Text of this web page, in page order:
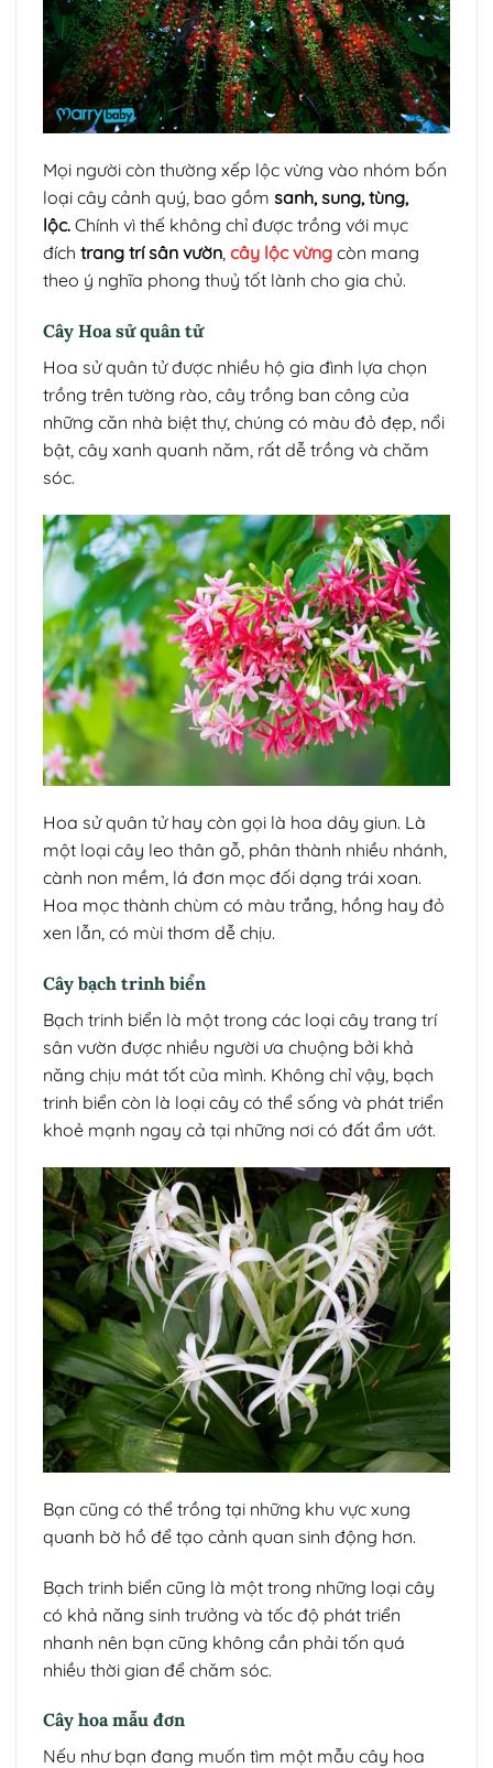
Mọi người còn thường xếp lộc vừng vào nhóm bốn
loại cây cảnh quý, bao gồm sanh, sung, tùng,
lộc. Chính vì thế không chỉ được trồng với mục
đích trang trí sân vườn cây lộc vừng còn mang
theo ý nghĩa phong thuỷ tốt lành cho gia chủ.
Cây Hoa sử quân tử
Hoa sử quân tử được nhiều hộ gia đình lựa chọn
trồng trên tường rào, cây trồng ban công của
những căn nhà biệt thự, chúng có màu đỏ đẹp, nổi
bật, cây xanh quanh năm, rất dễ trồng và chăm
sóc.
Hoa sử quân tử hay còn gọi là hoa dây giun. Là
một loại cây leo thân gỗ, phân thành nhiều nhánh,
cành non mềm, lá đơn mọc đối dạng trái xoan.
Hoa mọc thành chùm có màu trắng, hồng hay đỏ
xen lẫn, có mùi thơm dễ chịu.
Cây bạch trinh biển
Bạch trinh biển là một trong các loại cây trang trí
sân vườn được nhiều người ưa chuộng bởi khả
năng chịu mát tốt của mình. Không chỉ vậy, bạch
trinh biển còn là loại cây có thể sống và phát triển
khoẻ mạnh ngay cả tại những nơi có đất ẩm ướt.
Bạn cũng có thể trồng tại những khu vực xung
quanh bờ hồ để tạo cảnh quan sinh động hơn.
Bạch trinh biển cũng là một trong những loại cây
có khả năng sinh trưởng và tốc độ phát triển
nhanh nên bạn cũng không cần phải tốn quá
nhiều thời gian để chăm sóc.
Cây hoa mẫu đơn
Nếu như bạn đang muốn tìm một mẫu cây hoa